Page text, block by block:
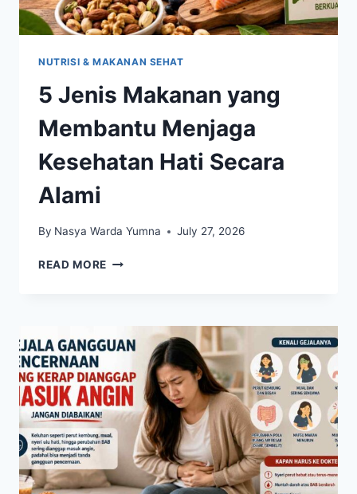
NUTRISI & MAKANAN SEHAT
5 Jenis Makanan yang
Membantu Menjaga
Kesehatan Hati Secara
Alami
By Nasya Warda Yumna July 27, 2026
READ MORE
MEMBANTU
MENJAGA
KESEHATAN
HATI
SECARA
ALAMI